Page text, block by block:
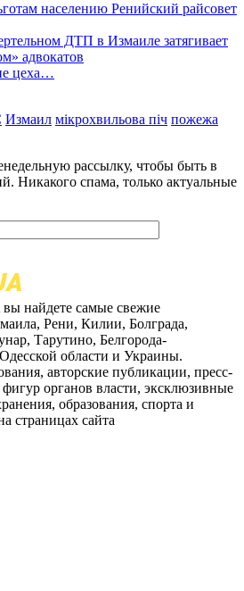
населению Ренийский райсовет
ДТП в Измаиле затягивает
адвокатов
цеха…
Измаил мікрохвильова піч пожежа
рассылку, чтобы быть в
Никакого спама, только актуальные
вы найдете самые свежие
Рени, Килии, Болграда,
Тарутино, Белгорода-
области и Украины.
авторские публикации, пресс-
органов власти, эксклюзивные
образования, спорта и
страницах сайта